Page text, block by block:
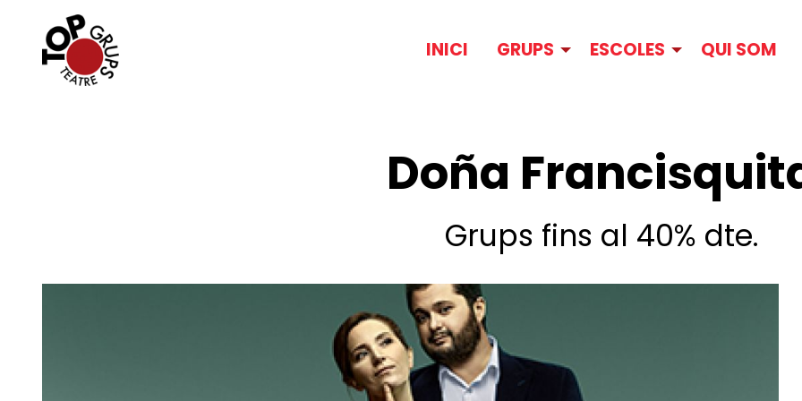
INICI GRUPS ESCOLES QUI SOM
Doña
Grups fins al 40% dte.